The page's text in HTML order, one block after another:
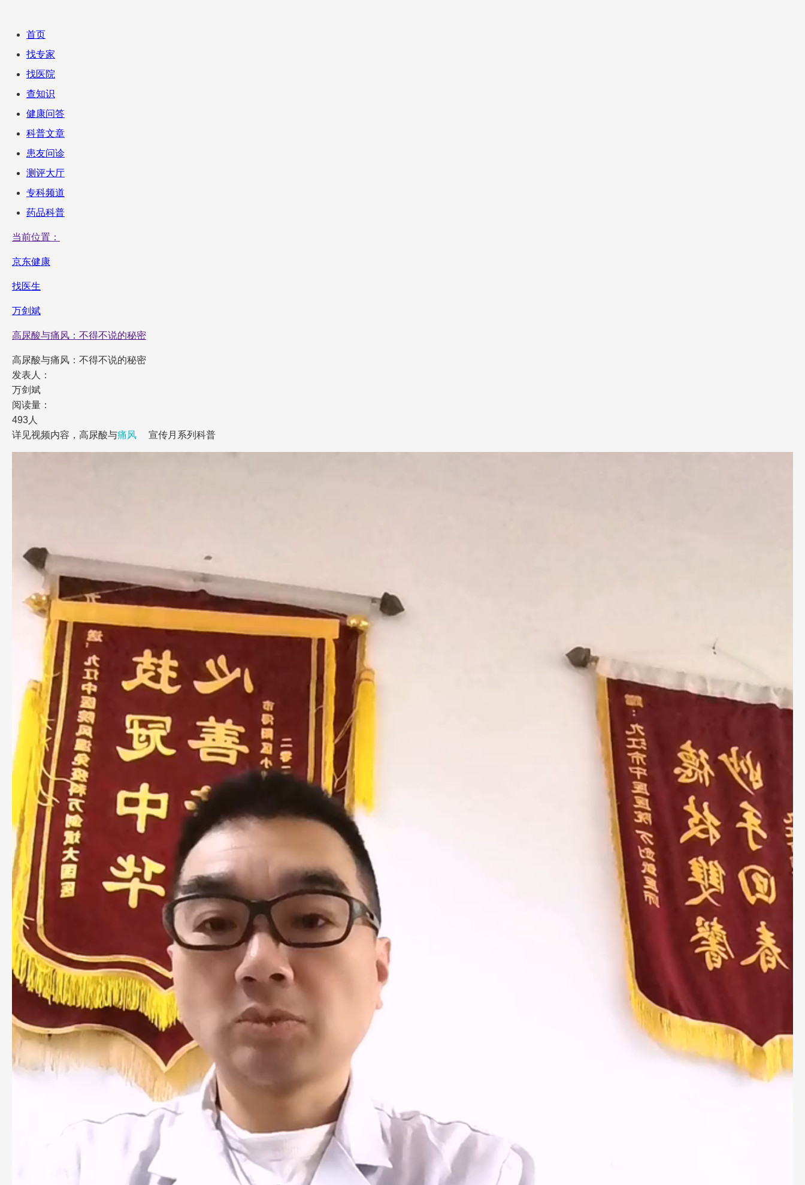
首页
找专家
找医院
查知识
健康问答
科普文章
患友问诊
测评大厅
专科频道
药品科普
当前位置：
京东健康
找医生
万剑斌
高尿酸与痛风：不得不说的秘密
高尿酸与痛风：不得不说的秘密
发表人：
万剑斌
阅读量：
493人
详见视频内容，高尿酸与痛风 宣传月系列科普